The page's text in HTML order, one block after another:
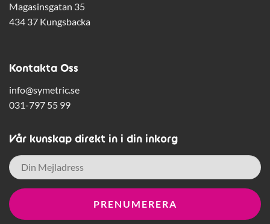
Magasinsgatan 35
434 37 Kungsbacka
Kontakta Oss
info@symetric.se
031-797 55 99
Vår kunskap direkt in i din inkorg
E-
post *